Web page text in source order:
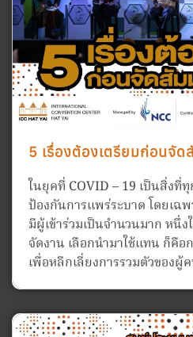
5 เรื่องต้องเตรียมก่อนจัด
ในยุคที่ COVID – 19 เป็นสิ่งที่
ป้องกันการแพร่ระบาด โดยเฉ
มีผู้เข้าร่วมเป็นจำนวนมาก หนึ่
จัดงาน เลือกนำมาใช้แทน ก็คื
เพื่อหลีกเลี่ยงการรวมตัวของผู้